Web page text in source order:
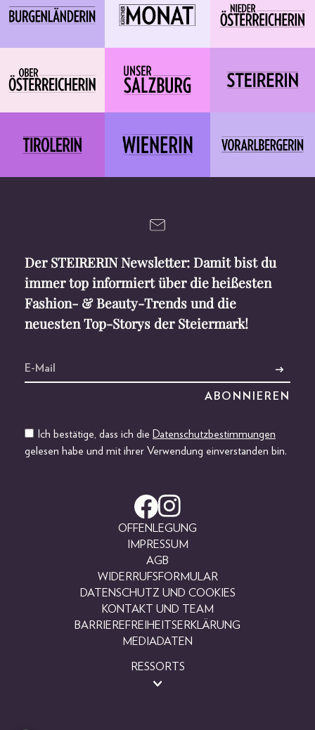
Der STEIRERIN Newsletter: Damit bist du
immer top informiert über die heißesten
Fashion- & Beauty-Trends und die
neuesten Top-Storys der Steiermark!
Ich bestätige, dass ich die Datenschutzbestimmungen
gelesen habe und mit ihrer Verwendung einverstanden bin.
OFFENLEGUNG
IMPRESSUM
AGB
WIDERRUFSFORMULAR
DATENSCHUTZ UND COOKIES
KONTAKT UND TEAM
BARRIEREFREIHEITSERKLÄRUNG
MEDIADATEN
RESSORTS